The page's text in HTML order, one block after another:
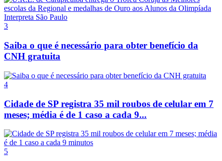
3
Saiba o que é necessário para obter benefício da
CNH gratuita
4
Cidade de SP registra 35 mil roubos de celular em 7
meses; média é de 1 caso a cada 9...
5